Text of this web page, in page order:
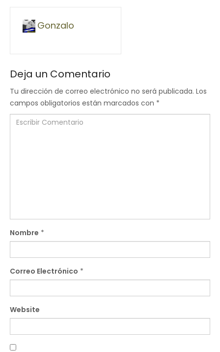
Gonzalo
Deja un Comentario
Tu dirección de correo electrónico no será publicada. Los
campos obligatorios están marcados con *
Nombre *
Correo Electrónico *
Website